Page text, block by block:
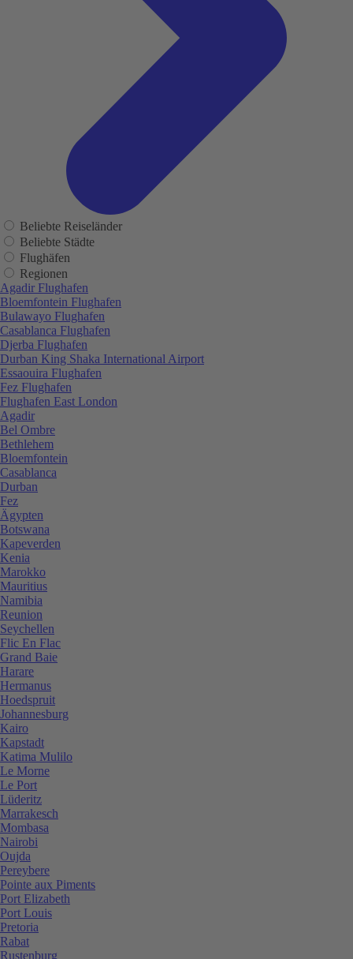
Beliebte Reiseländer
Beliebte Städte
Flughäfen
Regionen
Agadir Flughafen
Bloemfontein Flughafen
Bulawayo Flughafen
Casablanca Flughafen
Djerba Flughafen
Durban King Shaka International Airport
Essaouira Flughafen
Fez Flughafen
Flughafen East London
Agadir
Bel Ombre
Bethlehem
Bloemfontein
Casablanca
Durban
Fez
Ägypten
Botswana
Kapeverden
Kenia
Marokko
Mauritius
Namibia
Reunion
Seychellen
Flic En Flac
Grand Baie
Harare
Hermanus
Hoedspruit
Johannesburg
Kairo
Kapstadt
Katima Mulilo
Le Morne
Le Port
Lüderitz
Marrakesch
Mombasa
Nairobi
Oujda
Pereybere
Pointe aux Piments
Port Elizabeth
Port Louis
Pretoria
Rabat
Rustenburg